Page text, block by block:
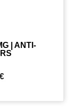
| ANTI-
€